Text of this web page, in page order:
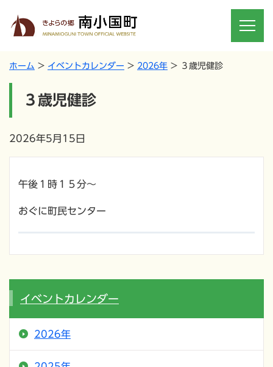
ホーム イベントカレンダー 2026年 ３歳児健診
３歳児健診
2026年5月15日
午後１時１５分～
おぐに町民センター
イベントカレンダー
2026年